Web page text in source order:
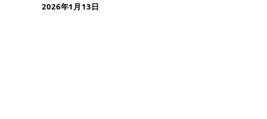
2026年1月13日